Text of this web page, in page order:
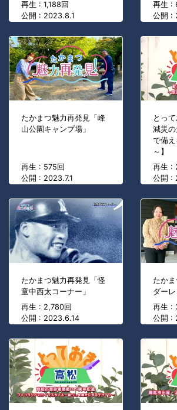
再生 : 1,188回
公開 : 2023.8.1
再生 :
公開 :
たかまつ魅力再発見「峰
山公園キャンプ場」
再生 : 575回
公開 : 2023.7.1
とっ
減災
で備
～】
再生 :
公開 :
たかまつ魅力再発見「怪
童中西太コーナー」
再生 : 2,780回
公開 : 2023.6.14
たか
ダーレ
再生 :
公開 :